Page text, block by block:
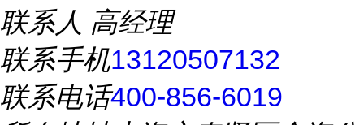
联系人 高经理
联系手机13120507132
联系电话400-856-6019